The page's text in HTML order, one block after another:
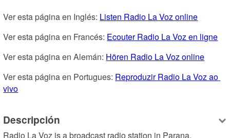
Ver esta página en Inglés: Listen Radio La Voz online
Ver esta página en Francés: Ecouter Radio La Voz en ligne
Ver esta página en Alemán: Hören Radio La Voz online
Ver esta página en Portugues: Reproduzir Radio La Voz ao
vivo
Descripción
Radio La Voz is a broadcast radio station in Parana,